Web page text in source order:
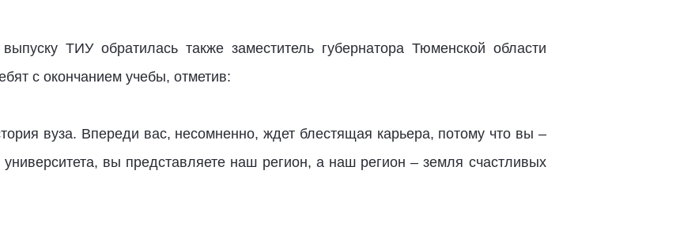
ТИУ обратилась также заместитель губернатора Тюменской области
с окончанием учебы, отметив:
вуза. Впереди вас, несомненно, ждет блестящая карьера, потому что вы –
университета, вы представляете наш регион, а наш регион – земля счастливых